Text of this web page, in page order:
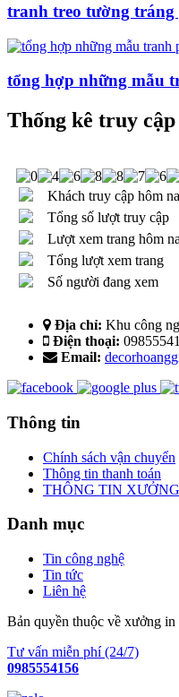
tranh treo tường tráng
tổng hợp những mẫu
Thống kê truy cập
Khách truy cập hôm
Tổng số lượt truy cập
Lượt xem trang hôm
Tổng lượt xem trang
Số người đang xem
Địa chỉ: Khu công
Điện thoại:
Email:
Thông tin
Chính sách vận chuyển
Thông tin thanh toán
THÔNG TIN XƯỞNG
Danh mục
Tin công nghệ
Tin tức
Liên hệ
Bản quyền thuộc về xưởng
Tư vấn miễn phí (24/7)
0985554156